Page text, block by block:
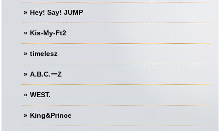
Hey! Say! JUMP
Kis-My-Ft2
timelesz
A.B.C.ーZ
WEST.
King&Prince